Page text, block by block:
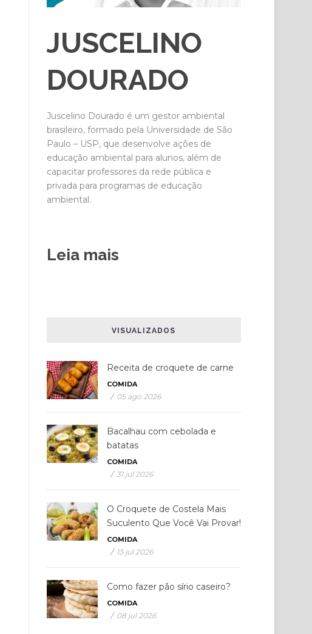
JUSCELINO
DOURADO
Juscelino Dourado é um gestor ambiental
brasileiro, formado pela Universidade de São
Paulo – USP, que desenvolve ações de
educação ambiental para alunos, além de
capacitar professores da rede pública e
privada para programas de educação
ambiental.
Leia mais
VISUALIZADOS
Receita de croquete de carne
COMIDA
/ 05 ago 2026
Bacalhau com cebolada e
batatas
COMIDA
/ 31 jul 2026
O Croquete de Costela Mais
Suculento Que Você Vai Provar!
COMIDA
/ 13 jul 2026
Como fazer pão sírio caseiro?
COMIDA
/ 08 jul 2026